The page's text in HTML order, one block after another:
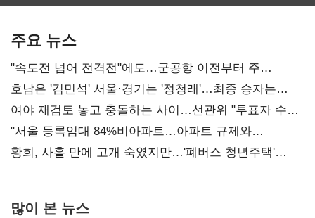
주요 뉴스
"속도전 넘어 전격전"에도…군공항 이전부터 주
52시간까지 '뇌관'
호남은 '김민석' 서울·경기는 '정청래'…최종 승자는
'안갯속'
여야 재검토 놓고 충돌하는 사이…선관위 "투표자 수
오차 당연"
"서울 등록임대 84%비아파트…아파트 규제와
달리해야"
황희, 사흘 만에 고개 숙였지만…'폐버스 청년주택'
많이 본 뉴스